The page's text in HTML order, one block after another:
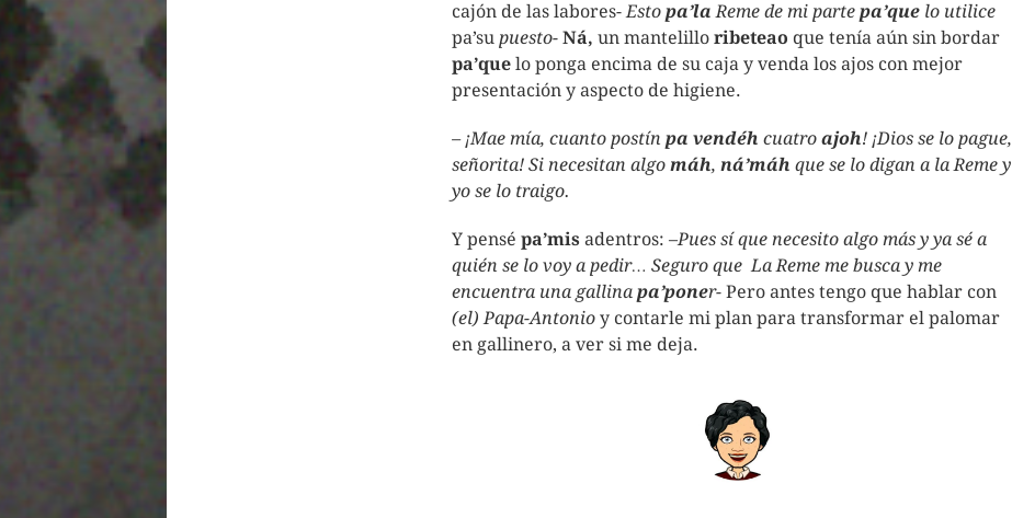
cajón de las labores-Esto pa’laReme de mi parte pa’que lo utilice
pa’su puesto- Ná, un mantelillo ribeteao que tenía aún sin bordar
pa’que lo ponga encima de su caja y venda los ajos con mejor
presentación y aspecto de higiene.
– ¡Mae mía, cuanto postín pa vendéh cuatro ajoh! ¡Dios se lo pague,
señorita! Si necesitan algo máh, ná’máh que se lo digan a la Reme y
yo se lo traigo.
Y pensé pa’mis adentros: –Pues sí que necesito algo más y ya sé a
quién se lo voy a pedir… Seguro que La Reme me busca y me
encuentra una gallina pa’poner- Pero antes tengo que hablar con
(el) Papa-Antonio y contarle mi plan para transformar el palomar
en gallinero, a ver si me deja.